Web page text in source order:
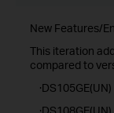
New Features/
This iteration
compared to
·DS105GE(UN)
·DS108GE(UN)